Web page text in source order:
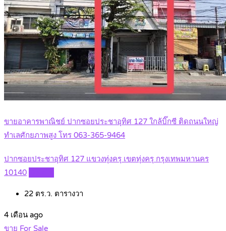
ขายอาคารพาณิชย์ ปากซอยประชาอุทิศ 127 ใกล้บิ๊กซี ติดถนนใหญ่
ทำเลศักยภาพสูง โทร 063-365-9464
ปากซอยประชาอุทิศ 127 แขวงทุ่งครุ เขตทุ่งครุ กรุงเทพมหานคร
10140
22 ตร.ว. ตารางวา
4 เดือน ago
ขาย For Sale